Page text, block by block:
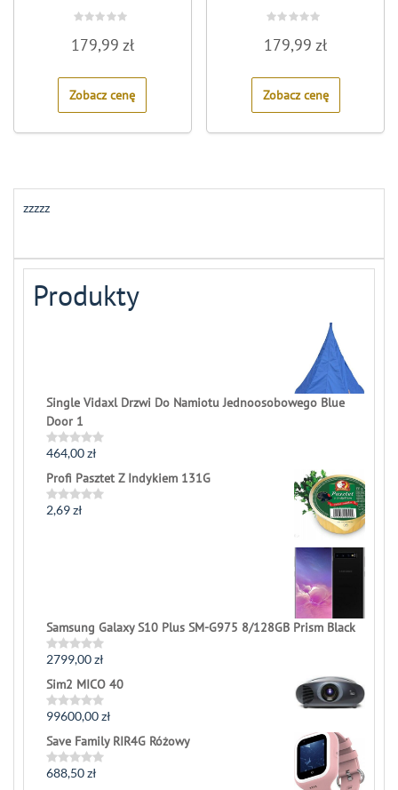
0
out
5
179,99 zł
Zobacz cenę
0
out
5
179,99zł
Zobacz cenę
zzzzz
Produkty
Single Vidaxl Drzwi Do Namiotu Jednoosobowego Blue
Door 1
Rated
out
of
5
464,00zł
Profi Pasztet Z Indykiem 131G
Rated
2,69zł
Samsung Galaxy S10 Plus SM-G975 8/128GB Prism Black
Rated
out
of
5
2799,00zł
Sim2 MICO 40
Rated
out
of
5
99600,00zł
Save Family RIR4G Różowy
Rated
688,50zł